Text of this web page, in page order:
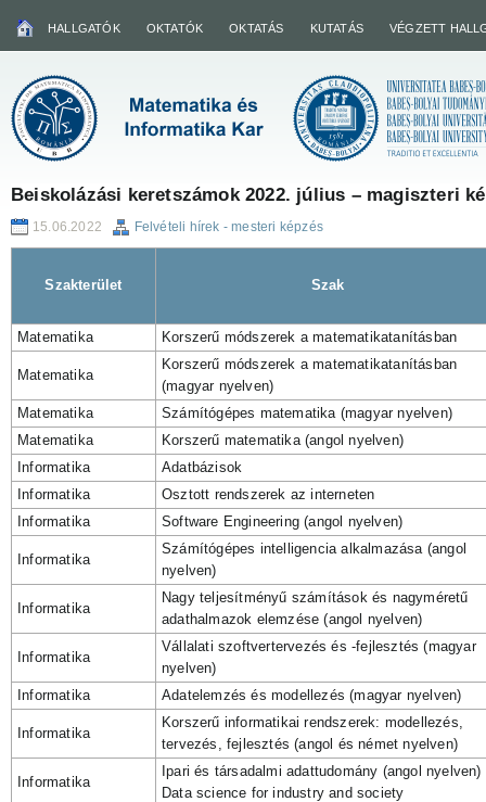
HALLGATÓK OKTATÓK OKTATÁS KUTATÁS VÉGZETT
Beiskolázási keretszámok 2022. július – magiszteri
15.06.2022 Felvételi hírek - mesteri képzés
Szakterület Szak
Matematika Korszerű módszerek a matematikatanításban
Matematika
Korszerű módszerek a matematikatanításban
(magyar nyelven)
Matematika
Számítógépes matematika (magyar nyelven)
Matematika
Korszerű matematika (angol nyelven)
Informatika
Adatbázisok
Informatika
Osztott rendszerek az interneten
Informatika
Software Engineering (angol nyelven)
Informatika
Számítógépes intelligencia alkalmazása (angol
nyelven)
Informatika
Nagy teljesítményű számítások és nagyméretű
adathalmazok elemzése (angol nyelven)
Informatika
Vállalati szoftvertervezés és -fejlesztés (magyar
nyelven)
Informatika
Adatelemzés és modellezés (magyar nyelven)
Informatika
Korszerű informatikai rendszerek: modellezés,
tervezés, fejlesztés (angol és német nyelven)
Informatika
Ipari és társadalmi adattudomány (angol nyelven)
Data science for industry and society